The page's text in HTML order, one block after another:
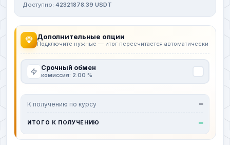
Доступно: 42321878.39 USDT
Дополнительные опции
Подключите нужные — итог пересчитается автоматически
Срочный обмен
комиссия: 2.00 %
К получению по курсу —
ИТОГО К ПОЛУЧЕНИЮ —